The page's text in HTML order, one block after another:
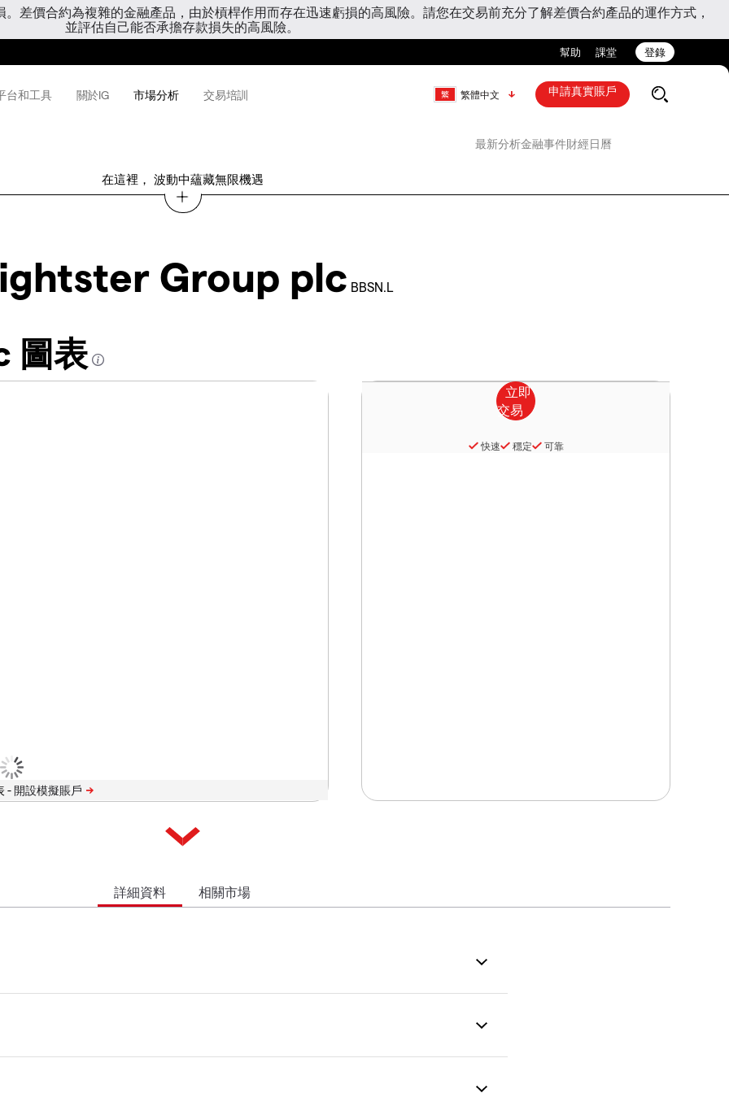
差價合約為複雜的金融產品，由於槓桿作用而存在迅速虧損的高風險。請您在交易前充分了解差價合約產品的運作方式，
並評估自己能否承擔存款損失的高風險。
幫助 課堂 登錄
台和工具 關於IG 市場分析 交易培訓 繁體中文 申請真實賬戶
最新分析金融事件財經日曆
在這裡， 波動中蘊藏無限機遇
Group plc BBSN.L
圖表
-
快速 穩定 可靠
詳細資料 相關市場